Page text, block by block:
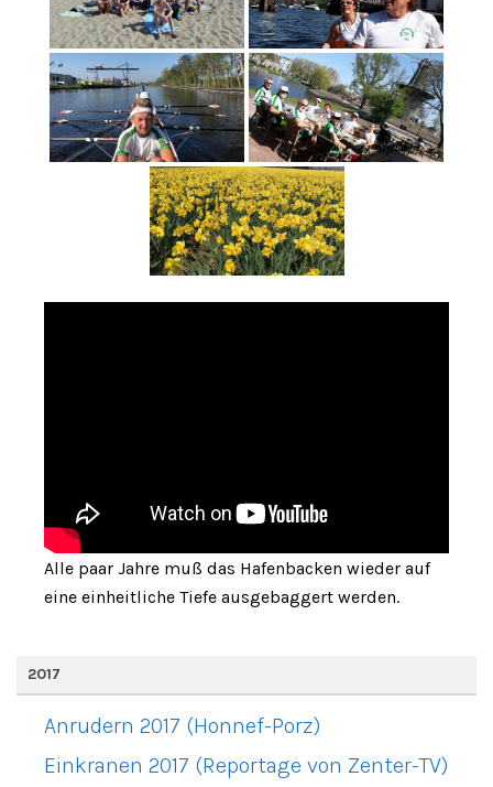
Alle paar Jahre muß das Hafenbacken wieder auf
eine einheitliche Tiefe ausgebaggert werden.
2017
Anrudern 2017 (Honnef-Porz)
Einkranen 2017 (Reportage von Zenter-TV)